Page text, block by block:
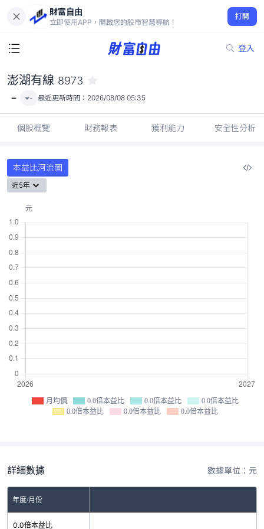
財富自由
立即使用APP，開啟您的股市智慧導航！
打開
登入
-
澎湖有線 8973
- - 最近更新時間： 2026/08/08 05:35
個股概覽 財務報表 獲利能力 安全性分析
本益比河流圖
近5年
月均價 0.0倍本益比 0.0倍本益比
0.0倍本益比
0.0倍本益比
0.0倍本益比 0.0倍本益比
詳細數據 數據單位：元
年度/月份
0.0倍本益比